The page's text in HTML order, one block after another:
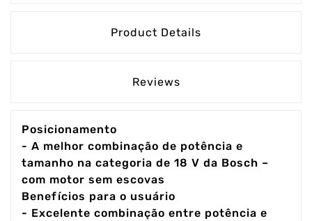
Product Details
Reviews
Posicionamento
- A melhor combinação de potência e
tamanho na categoria de 18 V da Bosch –
com motor sem escovas
Benefícios para o usuário
- Excelente combinação entre potência e